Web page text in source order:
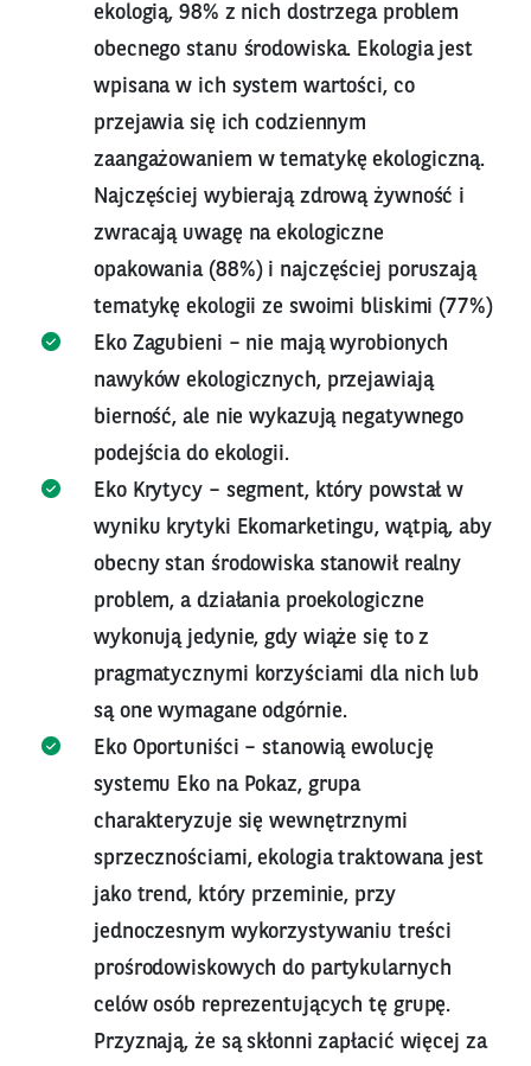
ekologią, 98% z nich dostrzega problem
obecnego stanu środowiska. Ekologia jest
wpisana w ich system wartości, co
przejawia się ich codziennym
zaangażowaniem w tematykę ekologiczną.
Najczęściej wybierają zdrową żywność i
zwracają uwagę na ekologiczne
opakowania (88%) i najczęściej poruszają
tematykę ekologii ze swoimi bliskimi (77%)
Eko Zagubieni – nie mają wyrobionych
nawyków ekologicznych, przejawiają
bierność, ale nie wykazują negatywnego
podejścia do ekologii.
Eko Krytycy – segment, który powstał w
wyniku krytyki Ekomarketingu, wątpią, aby
obecny stan środowiska stanowił realny
problem, a działania proekologiczne
wykonują jedynie, gdy wiąże się to z
pragmatycznymi korzyściami dla nich lub
są one wymagane odgórnie.
Eko Oportuniści – stanowią ewolucję
systemu Eko na Pokaz, grupa
charakteryzuje się wewnętrznymi
sprzecznościami, ekologia traktowana jest
jako trend, który przeminie, przy
jednoczesnym wykorzystywaniu treści
prośrodowiskowych do partykularnych
celów osób reprezentujących tę grupę.
Przyznają, że są skłonni zapłacić więcej za